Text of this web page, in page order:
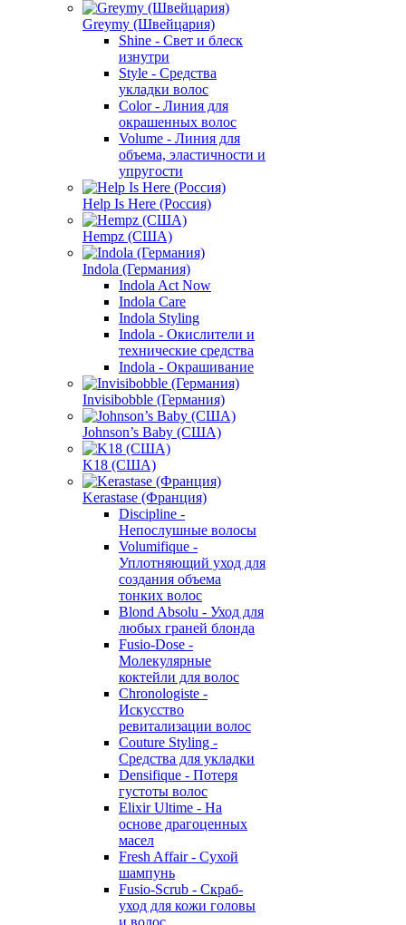
Greymy (Швейцария)
Shine - Свет и блеск
изнутри
Style - Средства
укладки волос
Color - Линия для
окрашенных волос
Volume - Линия для
объема, эластичности и
упругости
Help Is Here (Россия)
Hempz (США)
Indola (Германия)
Indola Act Now
Indola Care
Indola Styling
Indola - Окислители и
технические средства
Indola - Окрашивание
Invisibobble (Германия)
Johnson’s Baby (США)
K18 (США)
Kerastase (Франция)
Discipline -
Непослушные волосы
Volumifique -
Уплотняющий уход для
создания объема
тонких волос
Blond Absolu - Уход для
любых граней блонда
Fusio-Dose -
Молекулярные
коктейли для волос
Chronologiste -
Искусство
ревитализации волос
Couture Styling -
Средства для укладки
Densifique - Потеря
густоты волос
Elixir Ultime - На
основе драгоценных
масел
Fresh Affair - Сухой
шампунь
Fusio-Scrub - Скраб-
уход для кожи головы
и волос